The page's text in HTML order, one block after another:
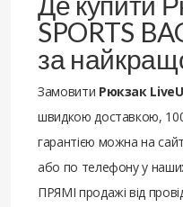
SPORTS
за
Замовити Рюкзак
швидкою доставкою,
гарантією можна на
або по телефону у
ПРЯМІ продажі від